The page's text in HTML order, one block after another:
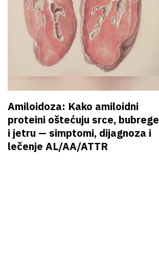
Amiloidoza: Kako amiloidni
proteini oštećuju srce, bubrege
i jetru — simptomi, dijagnoza i
lečenje AL/AA/ATTR